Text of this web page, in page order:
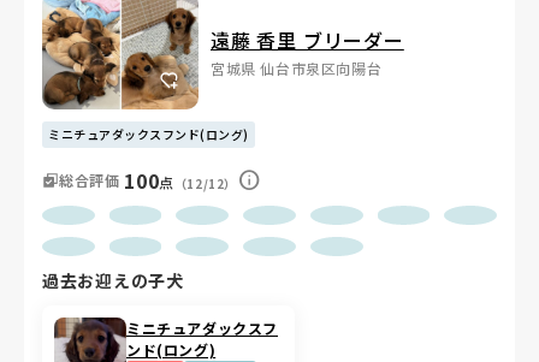
遠藤 香里 ブリーダー
宮城県 仙台市泉区向陽台
ミニチュアダックスフンド(ロング)
総合評価 100点 （12/12）
過去お迎えの子犬
ミニチュアダックスフ
ンド(ロング)